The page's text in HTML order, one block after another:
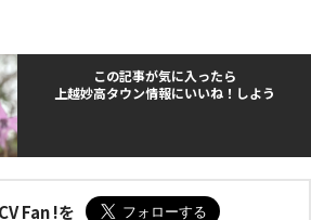
この記事が気に入ったら
上越妙高タウン情報にいいね！しよう
Fan !を